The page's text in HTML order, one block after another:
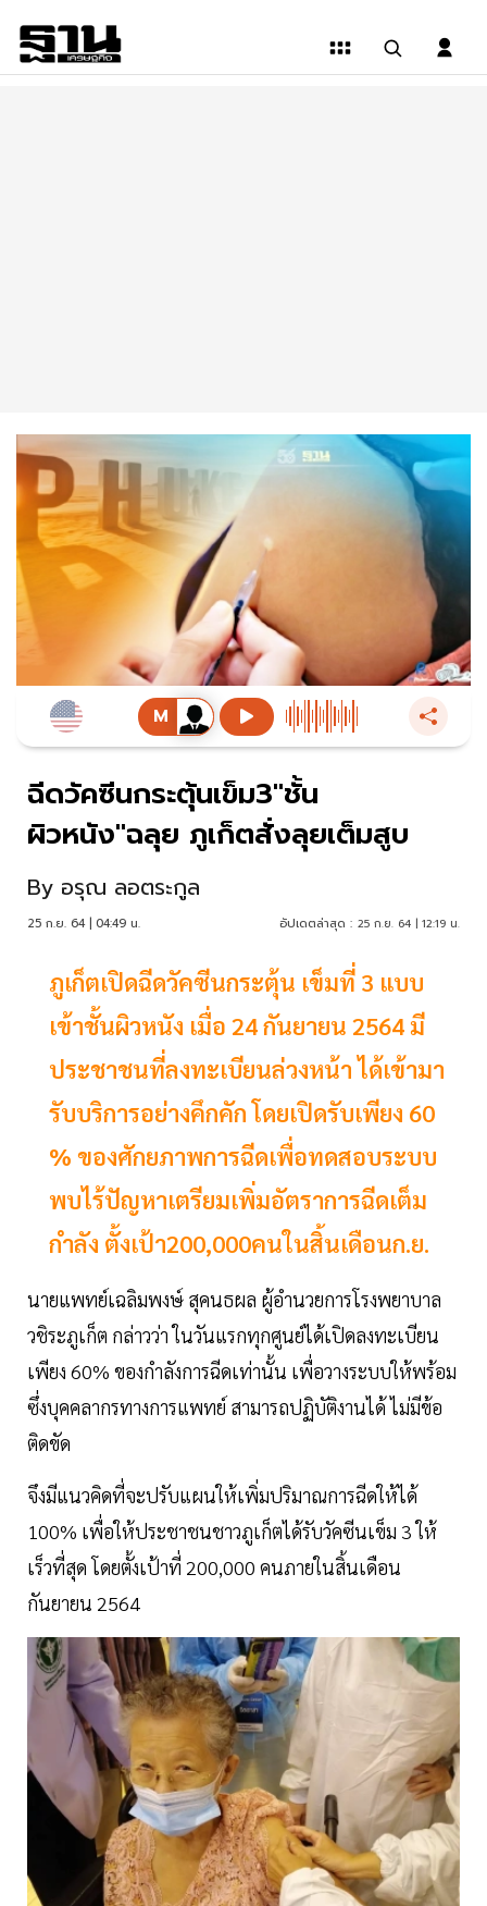
ฉีดวัคซีนกระตุ้นเข็ม3"ชั้น
ผิวหนัง"ฉลุย ภูเก็ตสั่งลุยเต็มสูบ
By อรุณ ลอตระกูล
25 ก.ย. 64 | 04:49 น. อัปเดตล่าสุด : 25 ก.ย. 64 | 12:19 น.
ภูเก็ตเปิดฉีดวัคซีนกระตุ้น เข็มที่ 3 แบบ
เข้าชั้นผิวหนัง เมื่อ 24 กันยายน 2564 มี
ประชาชนที่ลงทะเบียนล่วงหน้า ได้เข้ามา
รับบริการอย่างคึกคัก โดยเปิดรับเพียง 60
% ของศักยภาพการฉีดเพื่อทดสอบระบบ
พบไร้ปัญหาเตรียมเพิ่มอัตราการฉีดเต็ม
กำลัง ตั้งเป้า200,000คนในสิ้นเดือนก.ย.
นายแพทย์เฉลิมพงษ์ สุคนธผล ผู้อำนวยการโรงพยาบาล
วชิระภูเก็ต กล่าวว่า ในวันแรกทุกศูนย์ได้เปิดลงทะเบียน
เพียง 60% ของกำลังการฉีดเท่านั้น เพื่อวางระบบให้พร้อม
ซึ่งบุคคลากรทางการแพทย์ สามารถปฏิบัติงานได้ ไม่มีข้อ
ติดขัด
จึงมีแนวคิดที่จะปรับแผนให้เพิ่มปริมาณการฉีดให้ได้
100% เพื่อให้ประชาชนชาวภูเก็ตได้รับวัคซีนเข็ม 3 ให้
เร็วที่สุด โดยตั้งเป้าที่ 200,000 คนภายในสิ้นเดือน
กันยายน 2564